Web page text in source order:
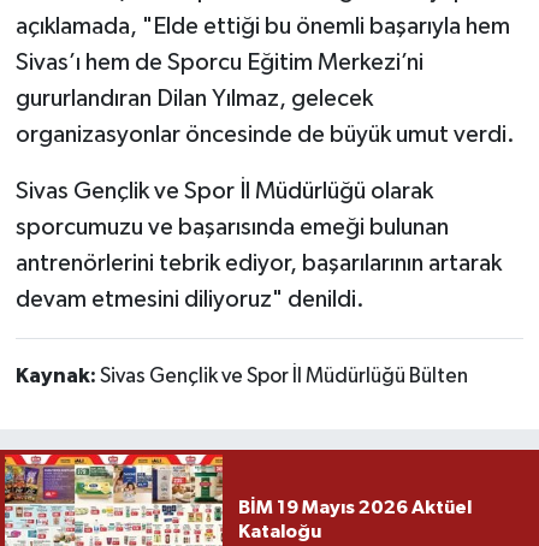
açıklamada, "Elde ettiği bu önemli başarıyla hem
Sivas’ı hem de Sporcu Eğitim Merkezi’ni
gururlandıran Dilan Yılmaz, gelecek
organizasyonlar öncesinde de büyük umut verdi.
Sivas Gençlik ve Spor İl Müdürlüğü olarak
sporcumuzu ve başarısında emeği bulunan
antrenörlerini tebrik ediyor, başarılarının artarak
devam etmesini diliyoruz" denildi.
Kaynak: Sivas Gençlik ve Spor İl Müdürlüğü Bülten
BİM 19 Mayıs 2026 Aktüel
Kataloğu